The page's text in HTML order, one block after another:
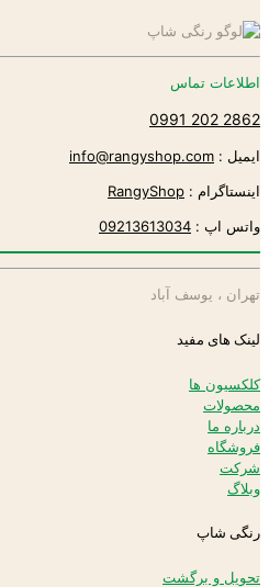
اطلاعات تماس
2862 202 0991
ایمیل : info@rangyshop.com
اینستاگرام : RangyShop
واتس اپ : 09213613034
تهران ، یوسف آباد
لینک های مفید
کلکسیون ها
محصولات
درباره ما
فروشگاه
شرکت
وبلاگ
رنگی شاپ
تحویل و برگشت